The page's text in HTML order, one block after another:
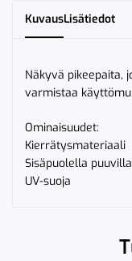
KuvausLisätiedot
Näkyvä pikeepaita,
varmistaa
Ominaisuudet:
Kierrätysmateriaali
Sisäpuolella
UV-suoja